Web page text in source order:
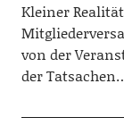
Kleiner
von der
der